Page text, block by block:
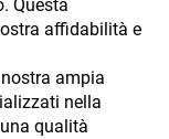
Questa
affidabilità e
ampia
nella
qualità